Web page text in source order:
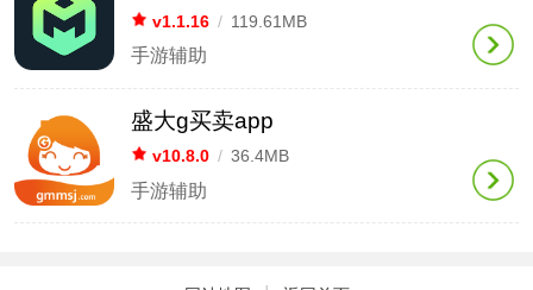
v1.1.16 / 119.61MB
手游辅助
盛大g买卖app
v10.8.0 / 36.4MB
手游辅助